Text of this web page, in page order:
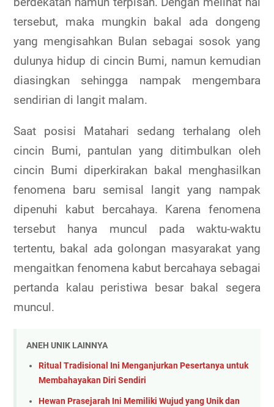
tersebut, maka mungkin bakal ada dongeng
yang mengisahkan Bulan sebagai sosok yang
dulunya hidup di cincin Bumi, namun kemudian
diasingkan sehingga nampak mengembara
sendirian di langit malam.
Saat posisi Matahari sedang terhalang oleh
cincin Bumi, pantulan yang ditimbulkan oleh
cincin Bumi diperkirakan bakal menghasilkan
fenomena baru semisal langit yang nampak
dipenuhi kabut bercahaya. Karena fenomena
tersebut hanya muncul pada waktu-waktu
tertentu, bakal ada golongan masyarakat yang
mengaitkan fenomena kabut bercahaya sebagai
pertanda kalau peristiwa besar bakal segera
muncul.
ANEH UNIK LAINNYA
Ritual Tradisional Ini Menganjurkan Pesertanya untuk
Membahayakan Diri Sendiri
Hewan Prasejarah Ini Memiliki Wujud yang Unik dan